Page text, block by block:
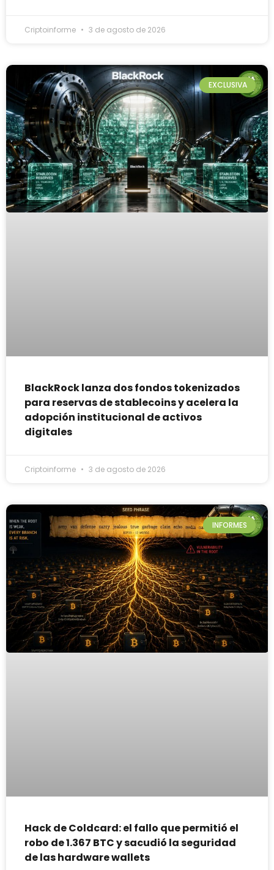
Criptoinforme 3 de agosto de 2026
EXCLUSIVA
BlackRock lanza dos fondos tokenizados
para reservas de stablecoins y acelera la
adopción institucional de activos
digitales
Criptoinforme 3 de agosto de 2026
INFORMES
Hack de Coldcard: el fallo que permitió el
robo de 1.367 BTC y sacudió la seguridad
de las hardware wallets